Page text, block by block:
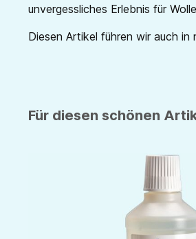
unvergessliches Erlebnis für
Diesen Artikel führen wir auch in
Für diesen schönen